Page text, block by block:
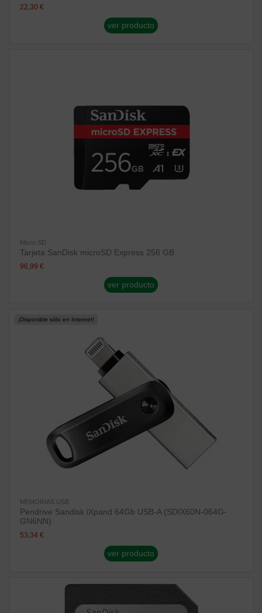
22,30 €
ver producto
Micro SD
Tarjeta SanDisk microSD Express 256 GB
96,99 €
ver producto
¡Disponible sólo en Internet!
MEMORIAS USB
Pendrive Sandisk iXpand 64Gb USB-A (SDIX60N-064G-
GN6NN)
53,34 €
ver producto